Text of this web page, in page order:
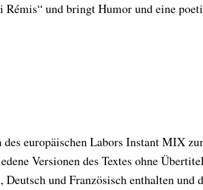
und bringt Humor und eine
europäischen Labors Instant MIX
Versionen des Textes ohne
und Französisch enthalten und